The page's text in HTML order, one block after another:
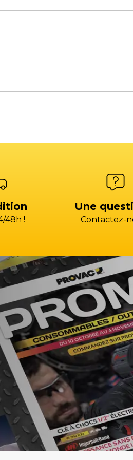
Atelier SAV
à 12H00 et de 14H00 à 17H00.
Comptabilité fournisseur
04 42 15 35 35 (CHOIX 4)
48h !
Une
Contactez-